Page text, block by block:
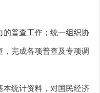
的普查工作；统一组织协
完成各项普查及专项调
本统计资料，对国民经济